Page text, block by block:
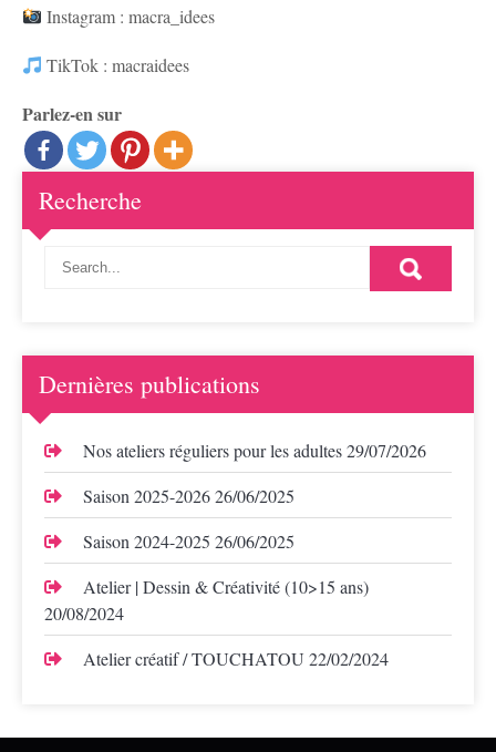
Instagram : macra_idees
TikTok : macraidees
Parlez-en sur
Recherche
Dernières publications
Nos ateliers réguliers pour les adultes29/07/2026
Saison 2025-202626/06/2025
Saison 2024-2025 26/06/2025
Atelier | Dessin & Créativité (10>15 ans)
20/08/2024
Atelier créatif / TOUCHATOU 22/02/2024